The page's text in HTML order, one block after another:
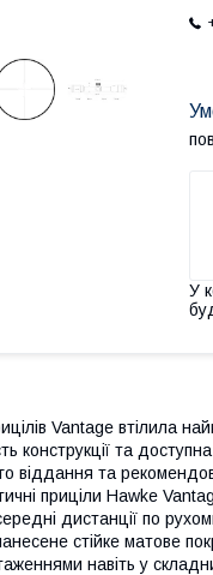
У
Vantage втілила
конструкції та
віддання та
приціли Hawke
дистанції по
стійке матове
навіть у